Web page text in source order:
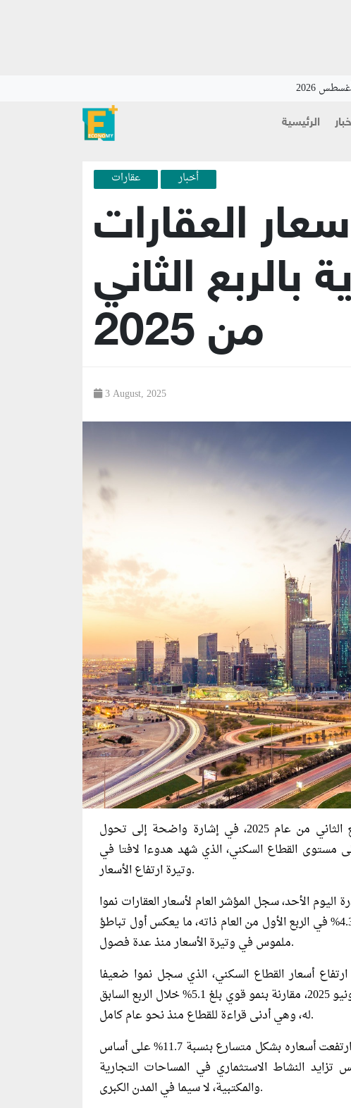
الرئيسية
عقارات أخبار
العقارات
الثاني
من 2025
3 August, 2025
خلال الربع الثاني من عام 2025، في إشارة واضحة إلى تحول
مستوى القطاع السكني، الذي شهد هدوءا لافتا في
وتيرة ارتفاع الأسعار.
اليوم الأحد، سجل المؤشر العام لأسعار العقارات نموا
سنويا بنسبة 3.2% في الربع الثاني، مقارنة بنمو بلغ 4.3% في الربع الأول من العام ذاته، ما يعكس أول تباطؤ
ملموس في وتيرة الأسعار منذ عدة فصول.
أسعار القطاع السكني، الذي سجل نموا ضعيفا
نسبته 0.4% فقط خلال الأشهر الثلاثة المنتهية في يونيو 2025، مقارنة بنمو قوي بلغ 5.1% خلال الربع السابق
له، وهي أدنى قراءة للقطاع منذ نحو عام كامل.
في المقابل، أظهر القطاع التجاري أداء مغايرا، حيث ارتفعت أسعاره بشكل متسارع بنسبة 11.7% على أساس
ما يعكس تزايد النشاط الاستثماري في المساحات التجارية
والمكتبية، لا سيما في المدن الكبرى.